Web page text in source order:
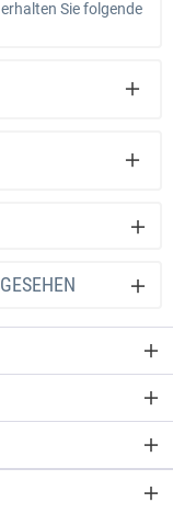
Sie folgende